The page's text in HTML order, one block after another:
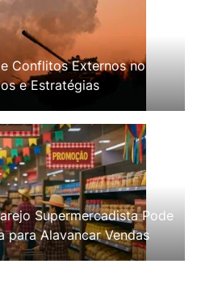
Conflitos Externos no
e Estratégias
Supermercadista Pode
para Alavancar Vendas